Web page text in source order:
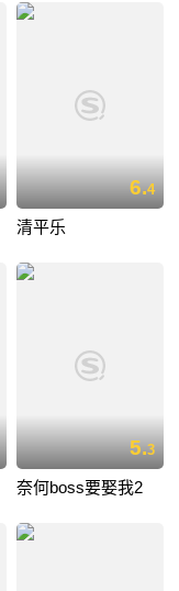
6.4
清平乐
5.3
奈何boss要娶我2